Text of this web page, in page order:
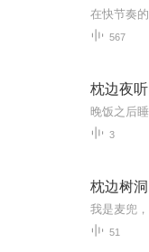
567
枕边夜听
3
枕边树洞
51